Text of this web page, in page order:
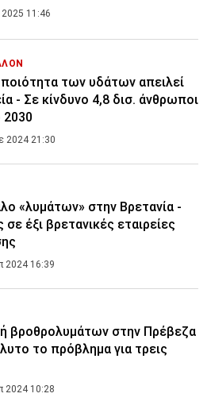
2025 11:46
των υδάτων απειλεί
- Σε κίνδυνο 4,8 δισ. άνθρωποι
2024 21:30
«λυμάτων» στην Βρετανία -
έξι βρετανικές εταιρείες
2024 16:39
βροθρολυμάτων στην Πρέβεζα
το πρόβλημα για τρεις
2024 10:28